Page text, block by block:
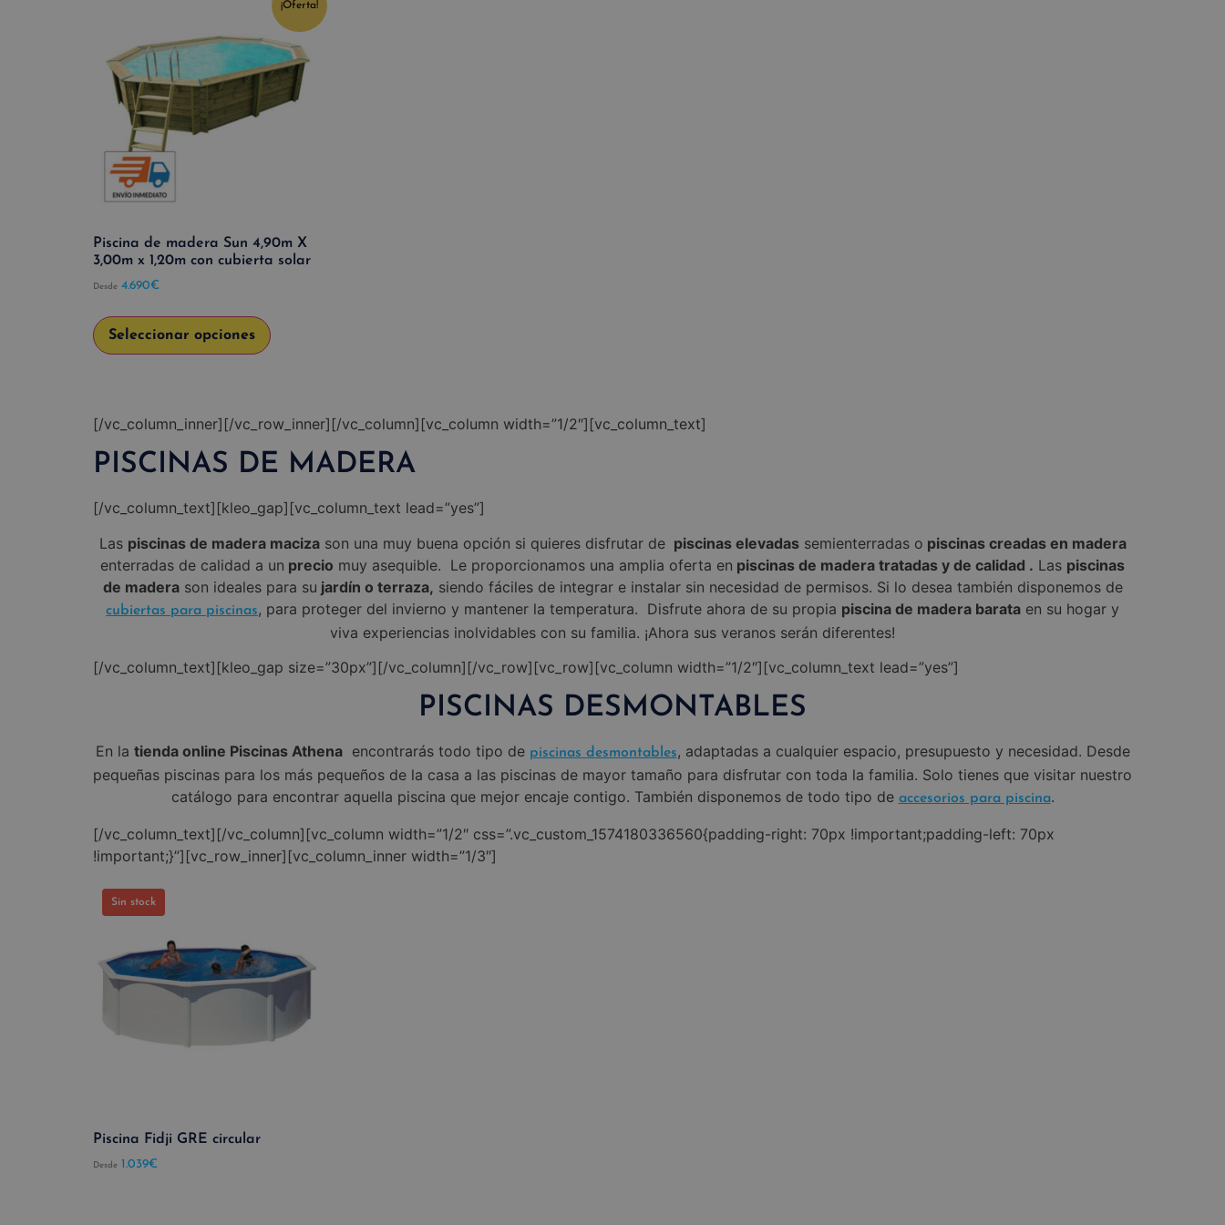
¡Oferta!
Piscina de madera Sun 4,90m X
3,00m x 1,20m con cubierta solar
Desde 4.690€
Seleccionar opciones
[/vc_column_inner][/vc_row_inner][/vc_column][vc_column width=”1/2″][vc_column_text]
PISCINAS DE MADERA
[/vc_column_text][kleo_gap][vc_column_text lead=”yes”]
Las piscinasde madera macizason una muy buena opción si quieres disfrutar de piscinas elevadassemienterradas o piscinas creadas en madera
enterradas de calidad a un precio muy asequible. Le proporcionamos una amplia oferta en piscinas de madera tratadas y de calidad . Las piscinas
de maderason ideales para su jardín o terraza, siendo fáciles de integrar e instalar sin necesidad de permisos. Si lo desea también disponemos de
cubiertas para piscinas, para proteger del invierno y mantener la temperatura. Disfrute ahora de su propia piscina de madera barata en su hogar y
viva experiencias inolvidables con su familia. ¡Ahora sus veranos serán diferentes!
[/vc_column_text][kleo_gap size=”30px”][/vc_column][/vc_row][vc_row][vc_column width=”1/2″][vc_column_text lead=”yes”]
PISCINAS DESMONTABLES
En la tienda online Piscinas Athenaencontrarás todo tipo de piscinas desmontables, adaptadas a cualquier espacio, presupuesto y necesidad. Desde
pequeñas piscinas para los más pequeños de la casa a las piscinas de mayor tamaño para disfrutar con toda la familia. Solo tienes que visitar nuestro
catálogo para encontrar aquella piscina que mejor encaje contigo. También disponemos de todo tipo de accesorios para piscina.
[/vc_column_text][/vc_column][vc_column width=”1/2″ css=”.vc_custom_1574180336560{padding-right: 70px !important;padding-left: 70px
!important;}”][vc_row_inner][vc_column_inner width=”1/3″]
Sin stock
Piscina Fidji GRE circular
Desde 1.039€